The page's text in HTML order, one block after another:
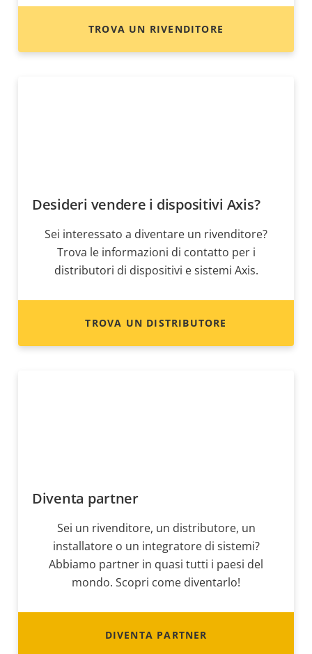
TROVA UN RIVENDITORE
Desideri vendere i dispositivi Axis?
Sei interessato a diventare un rivenditore?
Trova le informazioni di contatto per i
distributori di dispositivi e sistemi Axis.
TROVA UN DISTRIBUTORE
Diventa partner
Sei un rivenditore, un distributore, un
installatore o un integratore di sistemi?
Abbiamo partner in quasi tutti i paesi del
mondo. Scopri come diventarlo!
DIVENTA PARTNER